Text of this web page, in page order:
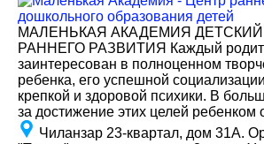
МАЛЕНЬКАЯ АКАДЕМИЯ
РАННЕГО РАЗВИТИЯ Каждый
заинтересован в полноценном
ребенка, его успешной
крепкой и здоровой психики. В
за достижение этих целей ребенком
Чиланзар 23-квартал, дом 31А.